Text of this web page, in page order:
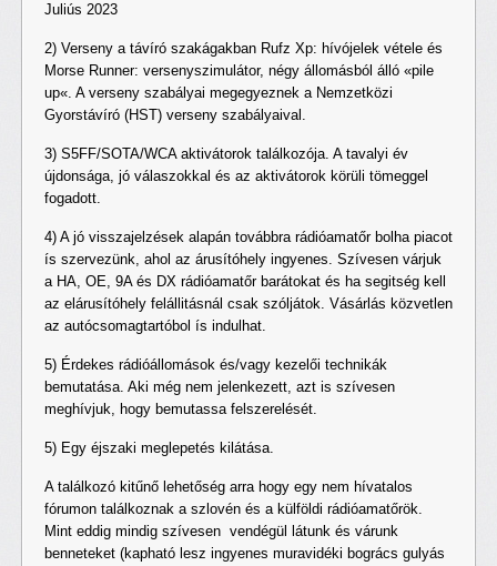
Juliús 2023
2) Verseny a távíró szakágakban Rufz Xp: hívójelek vétele és
Morse Runner: versenyszimulátor, négy állomásból álló «pile
up«. A verseny szabályai megegyeznek a Nemzetközi
Gyorstávíró (HST) verseny szabályaival.
3) S5FF/SOTA/WCA aktivátorok találkozója. A tavalyi év
újdonsága, jó válaszokkal és az aktivátorok körüli tömeggel
fogadott.
4) A jó visszajelzések alapán továbbra rádióamatőr bolha piacot
ís szervezünk, ahol az árusítóhely ingyenes. Szívesen várjuk
a HA, OE, 9A és DX rádióamatőr barátokat és ha segitség kell
az elárusítóhely felállitásnál csak szóljátok. Vásárlás közvetlen
az autócsomagtartóbol ís indulhat.
5) Érdekes rádióállomások és/vagy kezelői technikák
bemutatása. Aki még nem jelenkezett, azt is szívesen
meghívjuk, hogy bemutassa felszerelését.
5) Egy éjszaki meglepetés kilátása.
A találkozó kitűnő lehetőség arra hogy egy nem hívatalos
fórumon találkoznak a szlovén és a külföldi rádióamatőrök.
Mint eddig mindig szívesen vendégül látunk és várunk
benneteket (kapható lesz ingyenes muravidéki bogrács gulyás